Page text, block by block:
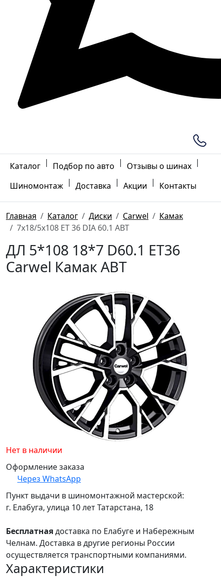
Каталог | Подбор по авто | Отзывы о шинах |
Шиномонтаж | Доставка | Акции | Контакты
Главная Каталог Диски Carwel
Камак
7x18/5x108 ET 36 DIA 60.1 ABT
ДЛ 5*108 18*7 D60.1 ET36
Carwel Камак ABT
Нет в наличии
Оформление заказа
Через WhatsApp
Пункт выдачи в шиномонтажной мастерской:
г. Елабуга, улица 10 лет Татарстана, 18
Бесплатнаядоставка по Елабуге и Набережным
Челнам. Доставка в другие регионы России
осуществляется транспортными компаниями.
Характеристики